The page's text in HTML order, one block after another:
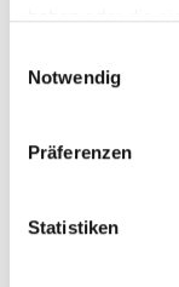
haben oder die
Notwendig
Präferenzen
StatistikenUnterkünfte